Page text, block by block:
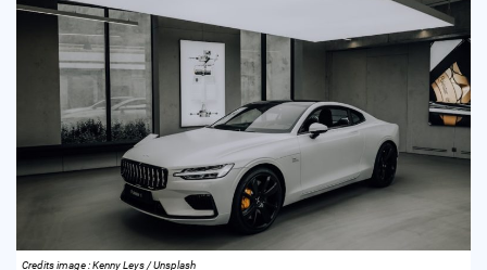
Credits image : Kenny Leys / Unsplash